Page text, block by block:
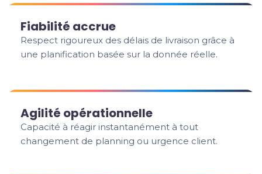
Fiabilité accrue
Respect rigoureux des délais de livraison grâce à
une planification basée sur la donnée réelle.
Agilité opérationnelle
Capacité à réagir instantanément à tout
changement de planning ou urgence client.